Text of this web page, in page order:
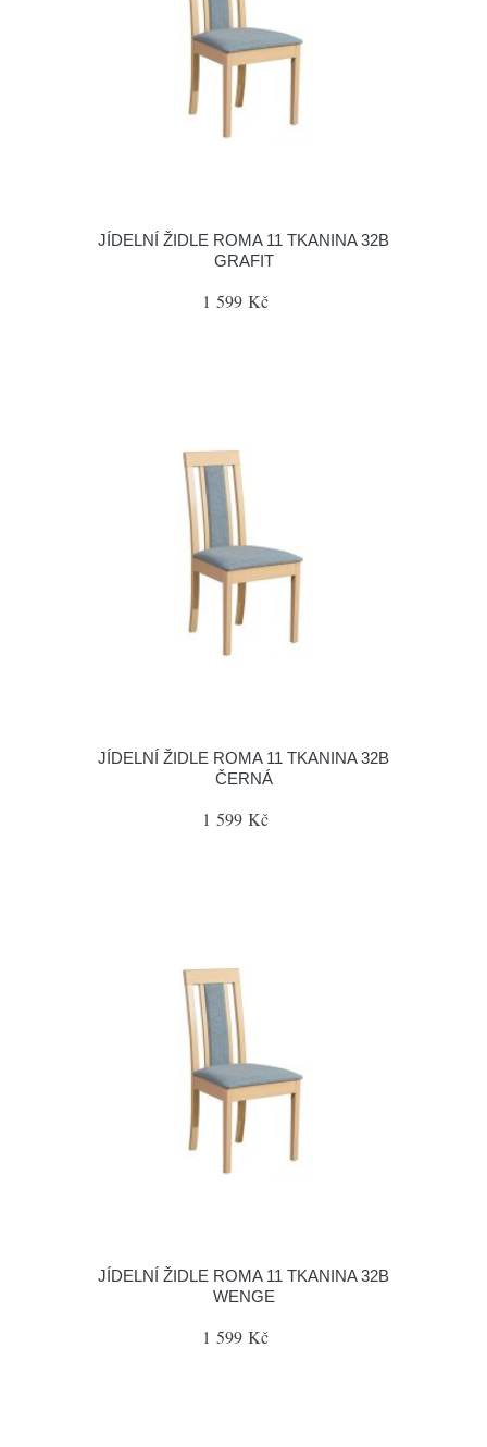
JÍDELNÍ ŽIDLE ROMA 11 TKANINA 32B
GRAFIT
1 599 Kč
JÍDELNÍ ŽIDLE ROMA 11 TKANINA 32B
ČERNÁ
1 599 Kč
JÍDELNÍ ŽIDLE ROMA 11 TKANINA 32B
WENGE
1 599 Kč